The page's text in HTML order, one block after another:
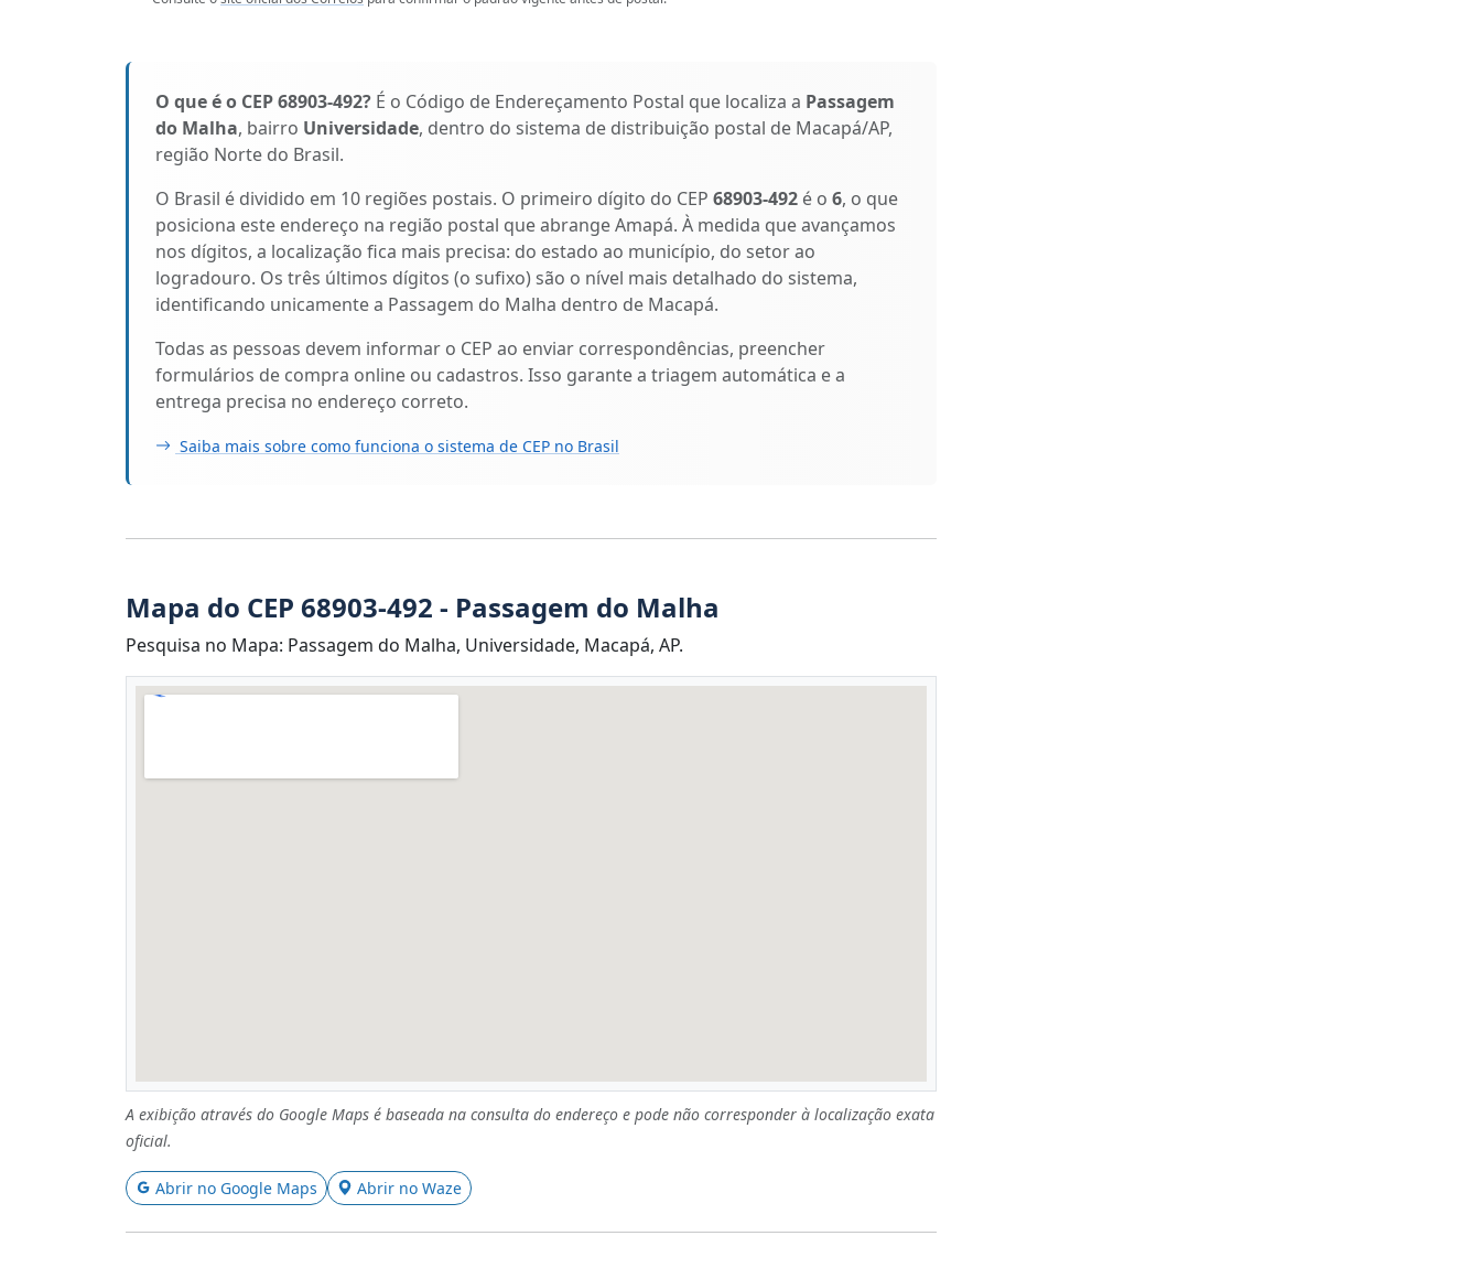
O que é o CEP 68903-492? É o Código de Endereçamento Postal que localiza a Passagem
do Malha, bairro Universidade, dentro do sistema de distribuição postal de Macapá/AP,
região Norte do Brasil.
O Brasil é dividido em 10 regiões postais. O primeiro dígito do CEP 68903-492 é o 6, o que
posiciona este endereço na região postal que abrange Amapá. À medida que avançamos
nos dígitos, a localização fica mais precisa: do estado ao município, do setor ao
logradouro. Os três últimos dígitos (o sufixo) são o nível mais detalhado do sistema,
identificando unicamente a Passagem do Malha dentro de Macapá.
Todas as pessoas devem informar o CEP ao enviar correspondências, preencher
formulários de compra online ou cadastros. Isso garante a triagem automática e a
entrega precisa no endereço correto.
Saiba mais sobre como funciona o sistema de CEP no Brasil
Mapa do CEP 68903-492 - Passagem do Malha
Pesquisa no Mapa: Passagem do Malha, Universidade, Macapá, AP.
A exibição através do Google Maps é baseada na consulta do endereço e pode não corresponder à localização exata
oficial.
Abrir no Google Maps Abrir no Waze